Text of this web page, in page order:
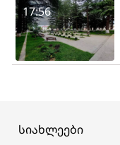
17:56
სიახლეები